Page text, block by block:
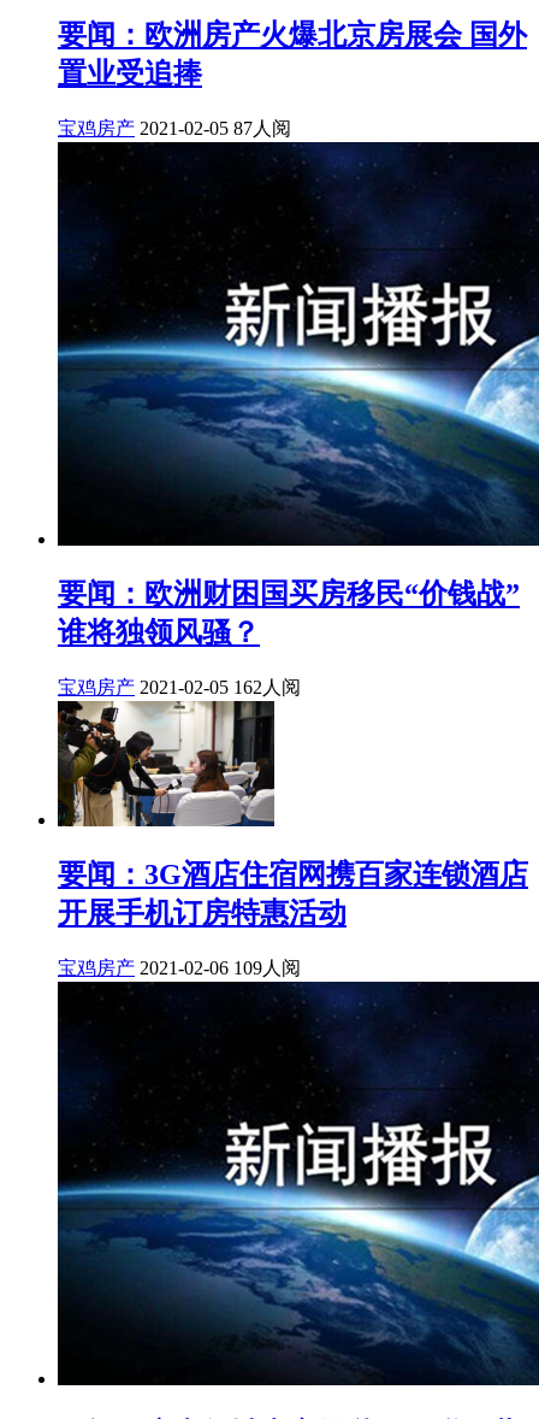
要闻：欧洲房产火爆北京房展会 国外
置业受追捧
宝鸡房产 2021-02-05 87人阅
要闻：欧洲财困国买房移民“价钱战”
谁将独领风骚？
宝鸡房产 2021-02-05 162人阅
要闻：3G酒店住宿网携百家连锁酒店
开展手机订房特惠活动
宝鸡房产 2021-02-06 109人阅